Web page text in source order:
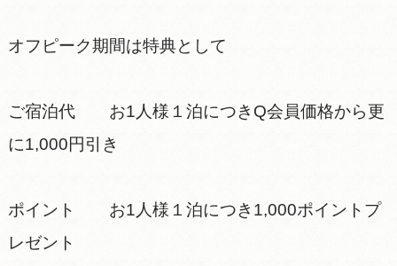
オフピーク期間は​特典として
ご宿泊代 お1人様１泊につきQ会員価格から更
に1,000円引き
ポイント お1人様１泊につき1,000ポイントプ
レゼント